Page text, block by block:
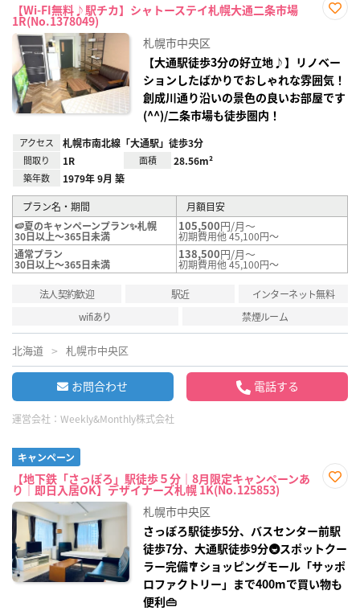
【Wi-FI無料♪駅チカ】シャトーステイ札幌大通二条市場
1R(No.1378049)
録
札幌市中央区
【大通駅徒歩3分の好立地♪】リノベー
ションしたばかりでおしゃれな雰囲気！
創成川通り沿いの景色の良いお部屋です
(^^)/二条市場も徒歩圏内！
アクセス 札幌市南北線「大通駅」徒歩3分
間取り 1R 面積 28.56m²
築年数 1979年 9月 築
プラン名・期間
月額目安
🍉夏のキャンペーンプラン✨札幌
30日以上～365日未満
105,500円/月～
初期費用他 45,100円～
通常プラン
30日以上～365日未満
138,500円/月～
初期費用他 45,100円～
法人契約歓迎 駅近
インターネット無料
wifiあり
禁煙ルーム
北海道 札幌市中央区
お問合わせ 電話する
運営会社： Weekly&Monthly株式会社
キャンペーン
【地下鉄「さっぽろ」駅徒歩５分｜8月限定キャンペーンあ
り｜即日入居OK】デザイナーズ札幌 1K(No.125853)
録
札幌市中央区
さっぽろ駅徒歩5分、バスセンター前駅
徒歩7分、大通駅徒歩9分🚇スポットクー
ラー完備🎐ショッピングモール「サッポ
ロファクトリー」まで400mで買い物も
便利👜